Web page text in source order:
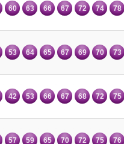
60 63 66 67 72 74 78
53 64 65 67 69 70 73
42 53 66 67 68 72 75
57 59 65 70 72 75 76